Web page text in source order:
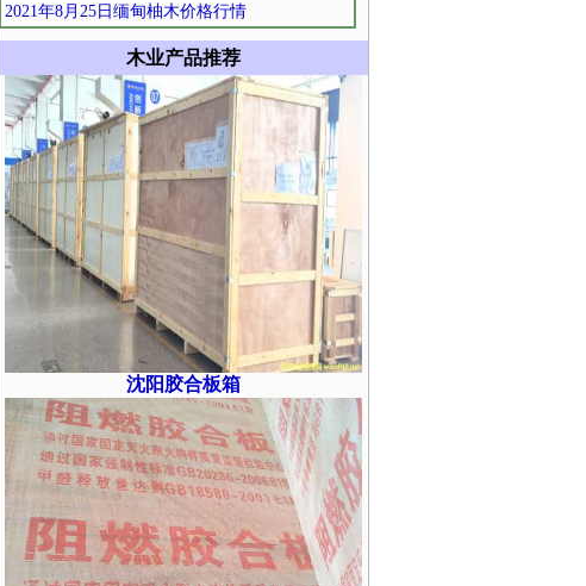
2021年8月25日缅甸柚木价格行情
木业产品推荐
沈阳胶合板箱